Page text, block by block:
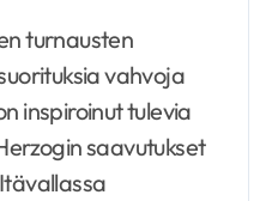
turnausten
vahvoja
inspiroinut tulevia
saavutukset